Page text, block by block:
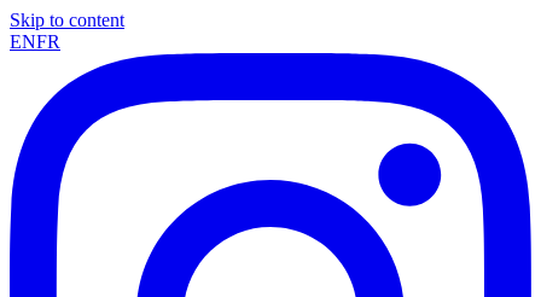
Skip to content
ENFR